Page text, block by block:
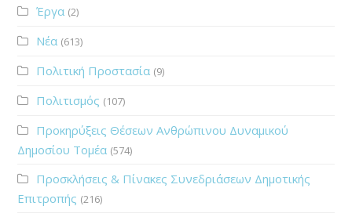
Έργα (2)
Νέα (613)
Πολιτική Προστασία (9)
Πολιτισμός (107)
Προκηρύξεις Θέσεων Ανθρώπινου Δυναμικού
Δημοσίου Τομέα (574)
Προσκλήσεις & Πίνακες Συνεδριάσεων Δημοτικής
Επιτροπής (216)